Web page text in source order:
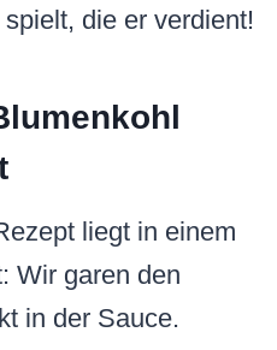
die er verdient!
liegt in einem
Wir garen den
in der Sauce.